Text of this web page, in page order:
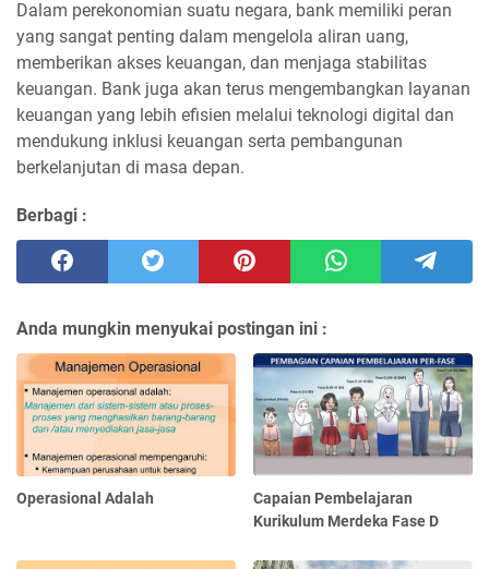
Dalam perekonomian suatu negara, bank memiliki peran
yang sangat penting dalam mengelola aliran uang,
memberikan akses keuangan, dan menjaga stabilitas
keuangan. Bank juga akan terus mengembangkan layanan
keuangan yang lebih efisien melalui teknologi digital dan
mendukung inklusi keuangan serta pembangunan
berkelanjutan di masa depan.
Berbagi :
Anda mungkin menyukai postingan ini :
Operasional Adalah
Capaian Pembelajaran
Kurikulum Merdeka Fase D